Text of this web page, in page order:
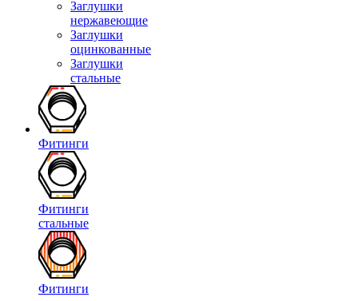
Заглушки
нержавеющие
Заглушки
оцинкованные
Заглушки
стальные
Фитинги
Фитинги
стальные
Фитинги